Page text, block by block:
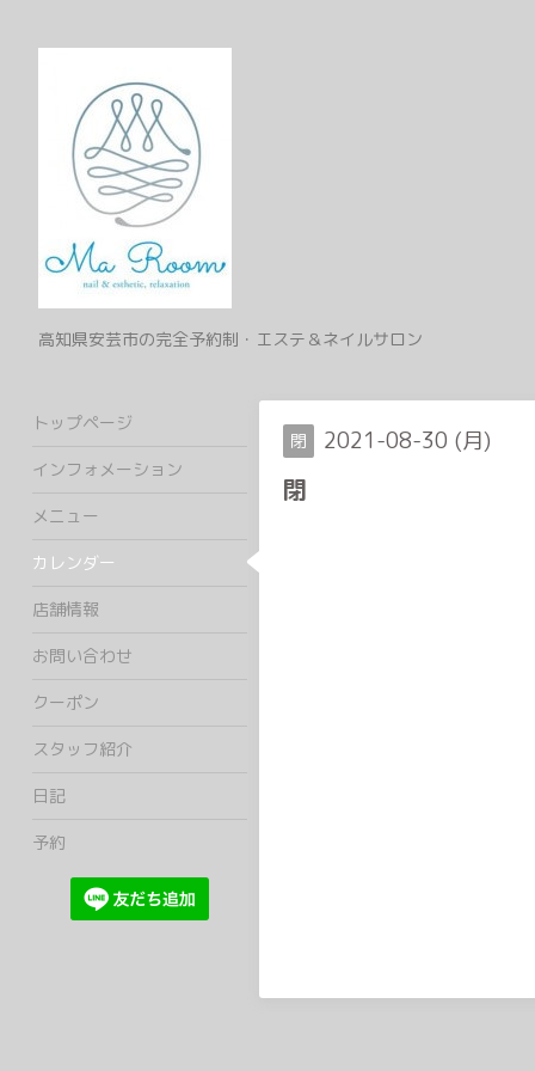
高知県安芸市の完全予約制・エステ＆ネイルサロン
閉 2021-08-30 (月)
閉
トップページ
インフォメーション
メニュー
カレンダー
店舗情報
お問い合わせ
クーポン
スタッフ紹介
日記
予約